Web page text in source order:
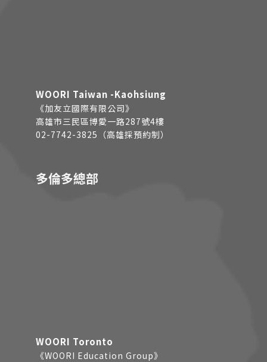
WOORI Taiwan -Kaohsiung
《加友立國際有限公司》
高雄市三民區博愛一路287號4樓
02-7742-3825（高雄採預約制）
多倫多總部
WOORI Toronto
《WOORI Education Group》